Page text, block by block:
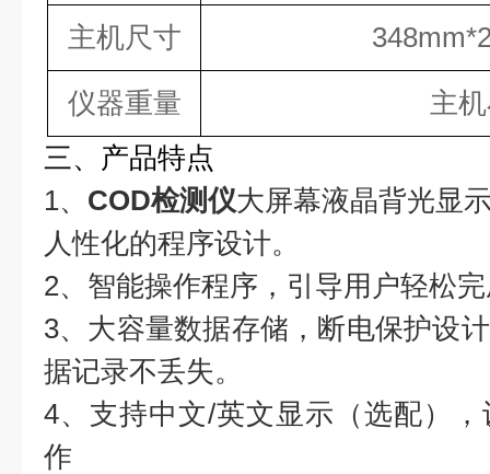
主机尺寸
仪器重量
主
三、产品特点
1、 COD检测仪大屏幕液晶背光显
人性化的程序设计。
2、智能操作程序，引导用户轻松
3、大容量数据存储，断电保护设
据记录不丢失。
4、支持中文/英文显示（选配）
作